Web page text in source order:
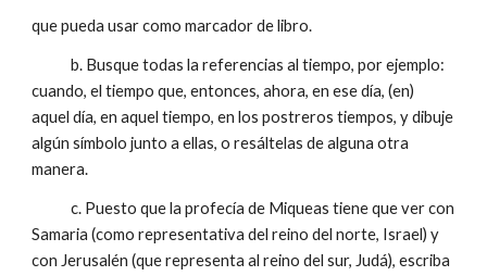
que pueda usar como marcador de libro.
b. Busque todas la referencias al tiempo, por ejemplo:
cuando, el tiempo que, entonces, ahora, en ese día, (en)
aquel día, en aquel tiempo, en los postreros tiempos, y dibuje
algún símbolo junto a ellas, o resáltelas de alguna otra
manera.
c. Puesto que la profecía de Miqueas tiene que ver con
Samaria (como representativa del reino del norte, Israel) y
con Jerusalén (que representa al reino del sur, Judá), escriba